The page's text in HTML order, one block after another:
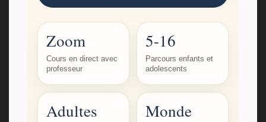
Zoom
Cours en direct avec
professeur
5-16
Parcours enfants et
adolescents
Adultes Monde